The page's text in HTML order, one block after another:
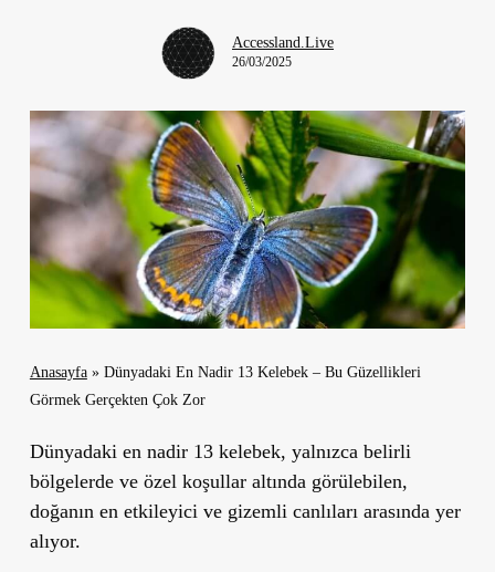
Accessland.Live
26/03/2025
Anasayfa» Dünyadaki En Nadir 13 Kelebek – Bu Güzellikleri
Görmek Gerçekten Çok Zor
Dünyadaki en nadir 13 kelebek, yalnızca belirli
bölgelerde ve özel koşullar altında görülebilen,
doğanın en etkileyici ve gizemli canlıları arasında yer
alıyor.